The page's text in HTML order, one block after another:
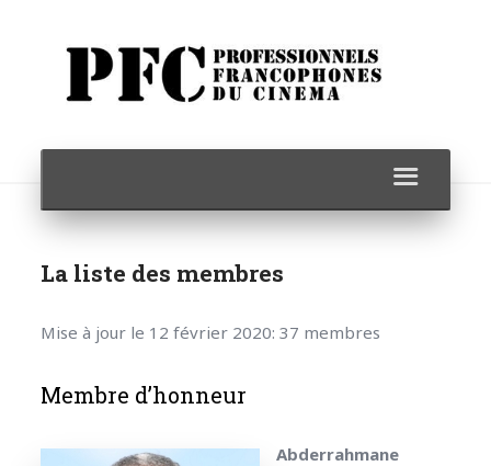
La liste des membres
Mise à jour le 12 février 2020: 37 membres
Membre d’honneur
Abderrahmane